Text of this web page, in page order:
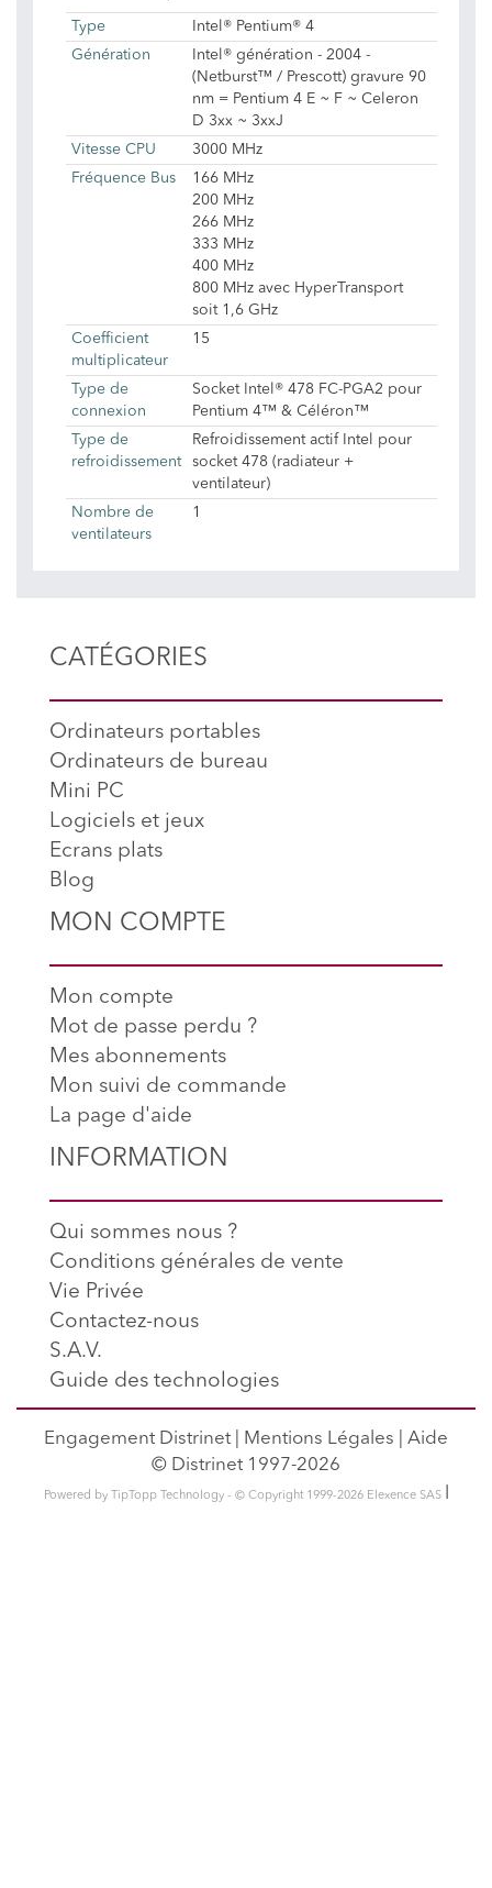
Type
Intel® Pentium® 4
Génération
Intel® génération - 2004 -
(Netburst™ / Prescott) gravure 90
nm = Pentium 4 E ~ F ~ Celeron
D 3xx ~ 3xxJ
Vitesse CPU
3000 MHz
Fréquence Bus
166 MHz
200 MHz
266 MHz
333 MHz
400 MHz
800 MHz avec HyperTransport
soit 1,6 GHz
Coefficient
multiplicateur
15
Type de
connexion
Socket Intel® 478 FC-PGA2 pour
Pentium 4™ & Céléron™
Type de
refroidissement
Refroidissement actif Intel pour
socket 478 (radiateur +
ventilateur)
Nombre de
ventilateurs
1
CATÉGORIES
Ordinateurs portables
Ordinateurs de bureau
Mini PC
Logiciels et jeux
Ecrans plats
Blog
MON COMPTE
Mon compte
Mot de passe perdu ?
Mes abonnements
Mon suivi de commande
La page d'aide
INFORMATION
Qui sommes nous ?
Conditions générales de vente
Vie Privée
Contactez-nous
S.A.V.
Guide des technologies
Engagement Distrinet Mentions Légales
Aide
© Distrinet 1997-2026
Powered by TipTopp Technology - © Copyright 1999-2026 Elexence SAS